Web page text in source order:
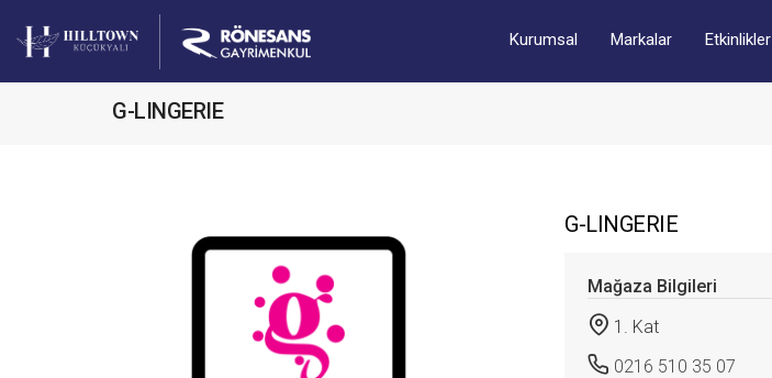
Kurumsal Markalar Etkinlikler
G-LINGERIE
G-LINGERIE
Mağaza Bilgileri
1. Kat
0216 510 35 07